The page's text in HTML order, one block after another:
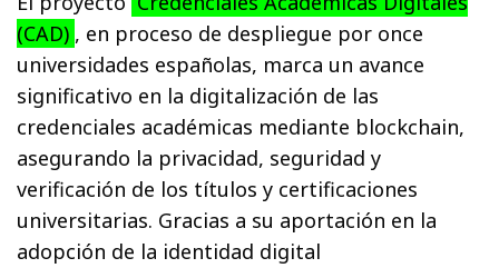
(CAD) , en proceso de despliegue por once
universidades españolas, marca un avance
significativo en la digitalización de las
credenciales académicas mediante blockchain,
asegurando la privacidad, seguridad y
verificación de los títulos y certificaciones
universitarias. Gracias a su aportación en la
adopción de la identidad digital